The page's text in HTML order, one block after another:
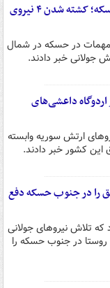
انفجار انبار مهمات در حسکه؛ کشته شدن ۴ نیروی
مهمات در حسکه در شمال
جولانی خبر دادند.
اردوگاه داعشی‌های
ارتش سوریه وابسته
این کشور خبر دادند.
را در جنوب حسکه دفع
که تلاش نیروهای جولانی
در جنوب حسکه را